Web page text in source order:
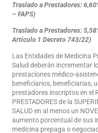
Traslado a Prestadores:
– FAPS)
Traslado a Prestadores:
Articulo 1 Decreto 743/22)
Las Entidades de Medicina
Salud deberán incrementar
prestaciones médico-
beneficiarios, beneficiarias,
prestadores inscriptos en el
PRESTADORES de la
SALUD en al menos un
aumento porcentual de sus
medicina prepaga o